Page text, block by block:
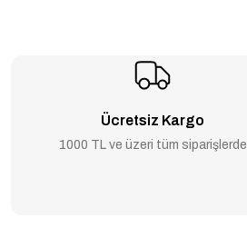
Ücretsiz Kargo
1000 TL ve üzeri tüm siparişlerde